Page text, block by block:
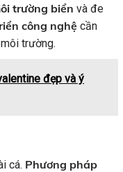
trường biển và đe
công nghệ cần
trường.
đẹp và ý
cá. Phương pháp